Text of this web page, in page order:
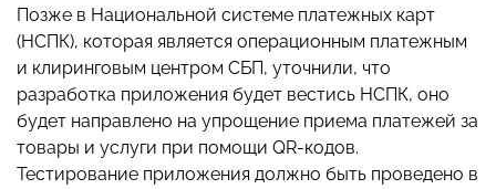
Позже в Национальной системе платежных карт
(НСПК), которая является операционным платежным
и клиринговым центром СБП, уточнили, что
разработка приложения будет вестись НСПК, оно
будет направлено на упрощение приема платежей за
товары и услуги при помощи QR-кодов.
Тестирование приложения должно быть проведено в